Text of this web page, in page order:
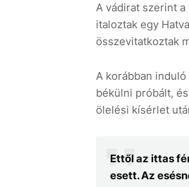
A vádirat szerint
italoztak egy
összevitatkoztak
A korábban
békülni próbált,
ölelési kísérlet
Ettől az ittas
esett. Az